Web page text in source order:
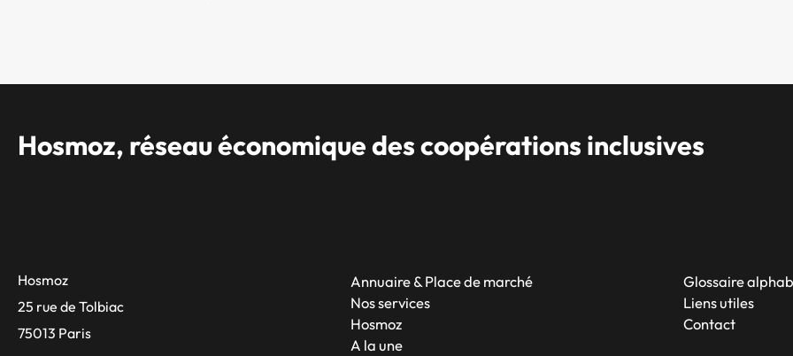
Hosmoz, réseau économique des coopérations inclusives
Hosmoz
25 rue de Tolbiac
75013 Paris
Annuaire & Place de marché
Nos services
Hosmoz
A la une
Glossaire
Liens utiles
Contact